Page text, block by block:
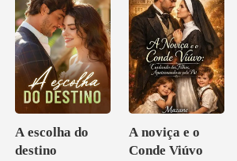
A escolha do
destino
A noviça e o
Conde Viúvo